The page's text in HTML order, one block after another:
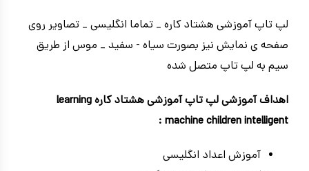
لپ تاپ آموزشی هشتاد کاره _ تماما انگلیسی _ تصاویر روی
صفحه ی نمایش نیز بصورت سیاه - سفید _ موس از طریق
سیم به لپ تاپ متصل شده
اهداف آموزشی لپ تاپ آموزشی هشتاد کاره learning
machine children intelligent :
آموزش اعداد انگلیسی